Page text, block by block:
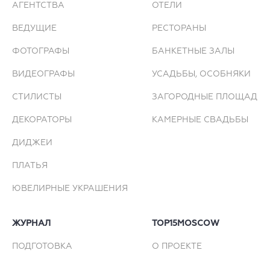
АГЕНТСТВА
ВЕДУЩИЕ
ФОТОГРАФЫ
ВИДЕОГРАФЫ
СТИЛИСТЫ
ДЕКОРАТОРЫ
ДИДЖЕИ
ПЛАТЬЯ
ЮВЕЛИРНЫЕ УКРАШЕНИЯ
ОТЕЛИ
РЕСТОРАНЫ
БАНКЕТНЫЕ ЗАЛЫ
УСАДЬБЫ, ОСОБНЯКИ
ЗАГОРОДНЫЕ ПЛОЩАДКИ
КАМЕРНЫЕ СВАДЬБЫ
ЖУРНАЛ
ПОДГОТОВКА
TOP15MOSCOW
О ПРОЕКТЕ